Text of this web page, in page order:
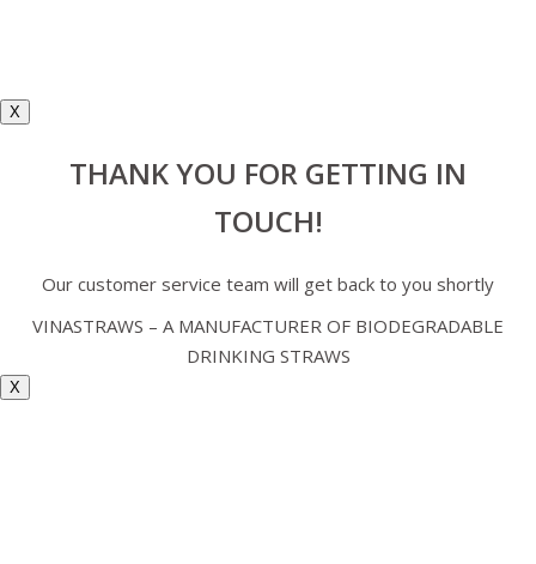
X
THANK YOU FOR GETTING IN
TOUCH!
Our customer service team will get back to you shortly
VINASTRAWS – A MANUFACTURER OF BIODEGRADABLE
DRINKING STRAWS
X